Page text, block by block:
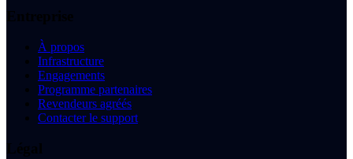
À propos
Infrastructure
Engagements
Programme partenaires
Revendeurs agréés
Contacter le support